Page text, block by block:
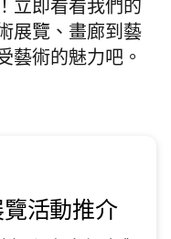
立即看看我們的
展覽、畫廊到藝
藝術的魅力吧。
活動推介